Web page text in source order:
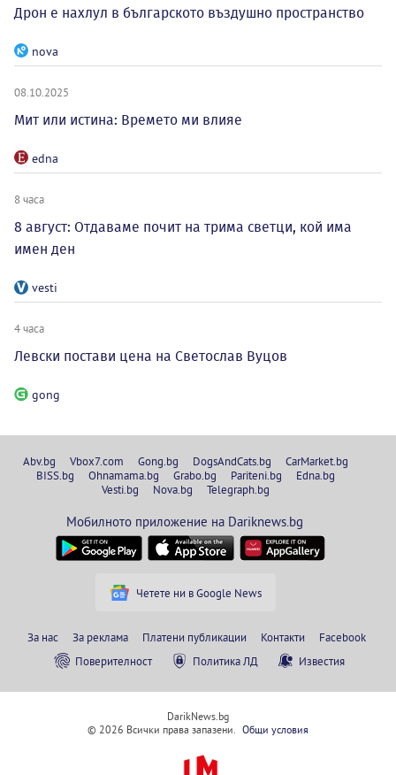
Дрон е нахлул в българското въздушно пространство
nova
08.10.2025
Мит или истина: Времето ми влияе
edna
8 часа
8 август: Отдаваме почит на трима светци, кой има
имен ден
vesti
4 часа
Левски постави цена на Светослав Вуцов
gong
Abv.bg Vbox7.com Gong.bg DogsAndCats.bg
CarMarket.bg
BISS.bg
Ohnamama.bg Grabo.bg Pariteni.bg
Edna.bg
Vesti.bg
Nova.bg Telegraph.bg
Мобилното приложение на Dariknews.bg
Четете ни в Google News
За нас За реклама Платени публикации Контакти
Facebook
Поверителност
Политика ЛД Известия
DarikNews.bg
© 2026 Всички права запазени. Общи условия